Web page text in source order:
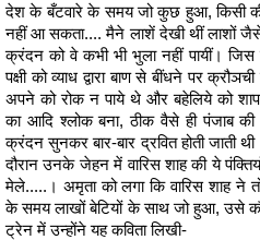
देश के बँटवारे के समय जो कुछ हुआ, किसी
नहीं आ सकता.... मैने लाशें देखी थीं लाशों
क्रंदन को वे कभी भी भुला नहीं पायीं।
पक्षी को व्याध द्वारा बाण से बींधने पर
अपने को रोक न पाये थे और बहेलिये को शाप
का आदि श्लोक बना, ठीक वैसे ही पंजाब की
क्रंदन सुनकर बार-बार द्रवित होती जाती
दौरान उनके जेहन में वारिस शाह की ये
मेले.....। अमृता को लगा कि वारिस शाह ने
के समय लाखों बेटियों के साथ जो हुआ, उसे
ट्रेन में उन्होंने यह कविता लिखी-